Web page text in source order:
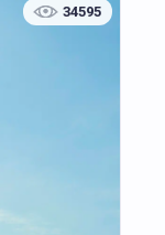
Все
34595